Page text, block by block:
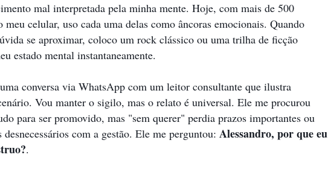
mal interpretada pela minha mente. Hoje, com mais de 500
meu celular, uso cada uma delas como âncoras emocionais. Quando
se aproximar, coloco um rock clássico ou uma trilha de ficção
estado mental instantaneamente.
conversa via WhatsApp com um leitor consultante que ilustra
Vou manter o sigilo, mas o relato é universal. Ele me procurou
para ser promovido, mas "sem querer" perdia prazos importantes ou
com a gestão. Ele me perguntou: Alessandro, por que eu
.